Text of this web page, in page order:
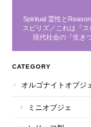
Spiritual 霊性と
スピリズ／これは『
現代社会の『生き
CATEGORY
オルゴナイトオブジ
ミニオブジェ